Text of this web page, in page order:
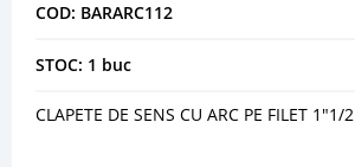
COD: BARARC112
STOC: 1 buc
CLAPETE DE SENS CU ARC PE FILET 1"1/2